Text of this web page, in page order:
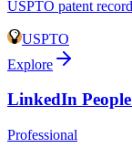
USPTO patent
USPTO
Explore
LinkedIn
Professional